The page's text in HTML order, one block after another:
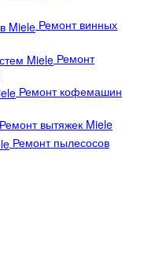
Ремонт винных
Ремонт
Ремонт кофемашин
Ремонт вытяжек Miele
Ремонт пылесосов